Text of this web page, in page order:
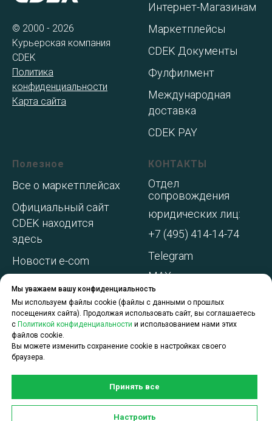
Задать вопрос по услугам
Мы уважаем вашу конфиденциальность
Мы используем файлы cookie (файлы с данными о прошлых
посещениях сайта). Продолжая использовать сайт, вы соглашаетесь
с Политикой конфиденциальности и использованием нами этих
файлов cookie.
Вы можете изменить сохранение cookie в настройках своего
браузера.
Принять все
Настроить
© 2000 - 2026
Курьерская компания
CDEK
Политика
конфиденциальности
Карта сайта
Интернет-Магазинам
Маркетплейсы
CDEK Документы
Фулфилмент
Международная
доставка
CDEK PAY
Полезное
Все о маркетплейсах
Официальный сайт
CDEK находится
здесь
Новости e-com
Акции и
спецпредложения
О компании
КОНТАКТЫ
Отдел
сопровождения
юридических лиц:
+7 (495) 414-14-74
Telegram
MAX